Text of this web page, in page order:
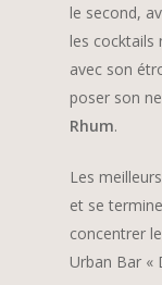
le second,
les cocktails
avec son
poser son
Rhum.
Les
et se
concentrer
Urban Bar «